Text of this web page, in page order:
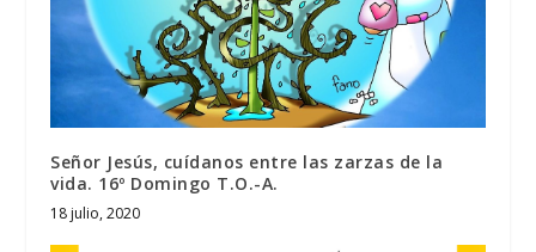
Señor Jesús, cuídanos entre las zarzas de la
vida. 16º Domingo T.O.-A.
18 julio, 2020